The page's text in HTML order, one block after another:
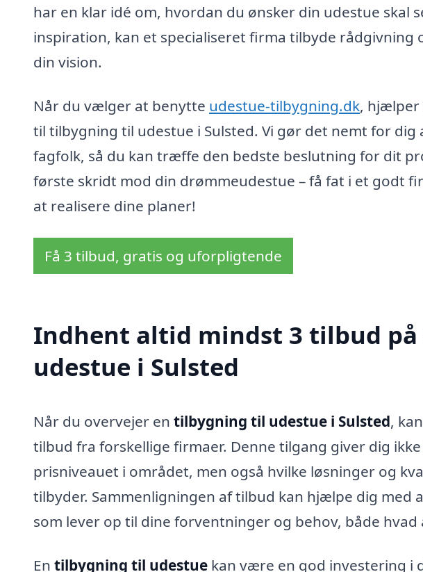
har en klar idé om, hvordan du ønsker din udestue skal
inspiration, kan et specialiseret firma tilbyde rådgivning
din vision.
Når du vælger at benytte udestue-tilbygning.dk, hjælper
til tilbygning til udestue i Sulsted. Vi gør det nemt for
fagfolk, så du kan træffe den bedste beslutning for dit
første skridt mod din drømmeudestue – få fat i et godt
at realisere dine planer!
Få 3 tilbud, gratis og uforpligtende
Indhent altid mindst 3 tilbud
udestue i Sulsted
Når du overvejer en tilbygning til udestue i Sulsted,
tilbud fra forskellige firmaer. Denne tilgang giver dig
prisniveauet i området, men også hvilke løsninger og
tilbyder. Sammenligningen af tilbud kan hjælpe dig
som lever op til dine forventninger og behov, både
En tilbygning til udestue kan være en god investering i